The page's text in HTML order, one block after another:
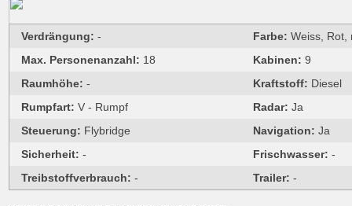
Verdrängung: - Farbe: Weiss, Rot,
Max. Personenanzahl: 18 Kabinen: 9
Raumhöhe: - Kraftstoff: Diesel
Rumpfart: V - Rumpf Radar: Ja
Steuerung: Flybridge Navigation: Ja
Sicherheit: - Frischwasser: -
Treibstoffverbrauch: - Trailer: -